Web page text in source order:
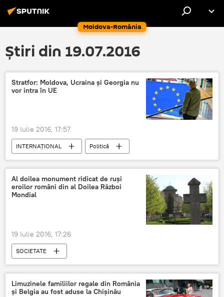
Moldova-România
Știri din 19.07.2016
Stratfor: Moldova, Ucraina şi Georgia nu
vor intra în UE
19 Iulie 2016, 17:57
INTERNAŢIONAL Politică
Al doilea monument ridicat de ruși
eroilor români din al Doilea Război
Mondial
19 Iulie 2016, 17:26
SOCIETATE
Limuzinele familiilor regale din România
și Belgia au fost aduse la Chișinău